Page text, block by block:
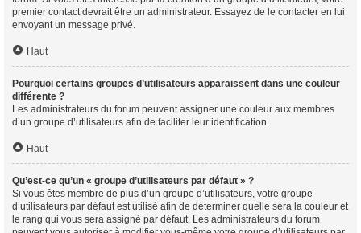
premier contact devrait être un administrateur. Essayez de le contacter en lui
envoyant un message privé.
Haut
Pourquoi certains groupes d’utilisateurs apparaissent dans une couleur
différente ?
Les administrateurs du forum peuvent assigner une couleur aux membres
d’un groupe d’utilisateurs afin de faciliter leur identification.
Haut
Qu’est-ce qu’un « groupe d’utilisateurs par défaut » ?
Si vous êtes membre de plus d’un groupe d’utilisateurs, votre groupe
d’utilisateurs par défaut est utilisé afin de déterminer quelle sera la couleur et
le rang qui vous sera assigné par défaut. Les administrateurs du forum